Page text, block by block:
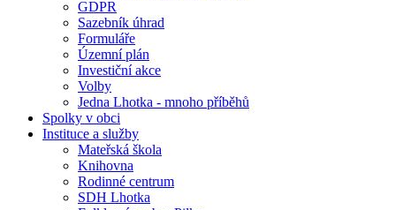
GDPR
Sazebník úhrad
Formuláře
Územní plán
Investiční akce
Volby
Jedna Lhotka - mnoho příběhů
Spolky v obci
Instituce a služby
Mateřská škola
Knihovna
Rodinné centrum
SDH Lhotka